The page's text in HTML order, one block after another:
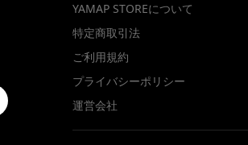
YAMAP STOREについて
特定商取引法
ご利用規約
プライバシーポリシー
運営会社